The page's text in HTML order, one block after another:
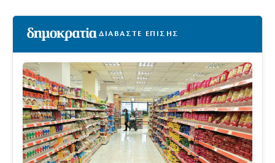
ΔΙΑΒΑΣΤΕ ΕΠΙΣΗΣ